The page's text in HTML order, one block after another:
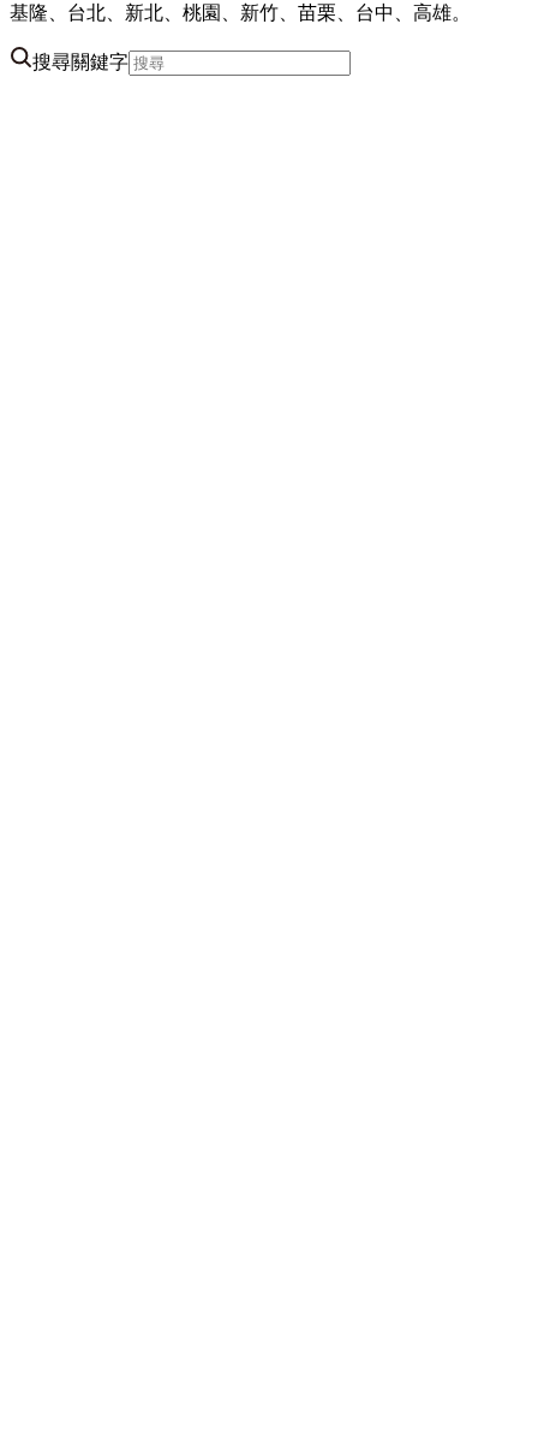
基隆、台北、新北、桃園、新竹、苗栗、台中、高雄。
搜尋關鍵字